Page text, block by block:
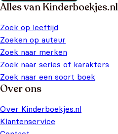
Alles van Kinderboekjes.nl
Zoek op leeftijd
Zoeken op auteur
Zoek naar merken
Zoek naar series of karakters
Zoek naar een soort boek
Over ons
Over Kinderboekjes.nl
Klantenservice